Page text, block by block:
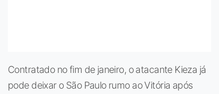
Contratado no fim de janeiro, o atacante Kieza já
pode deixar o São Paulo rumo ao Vitória após